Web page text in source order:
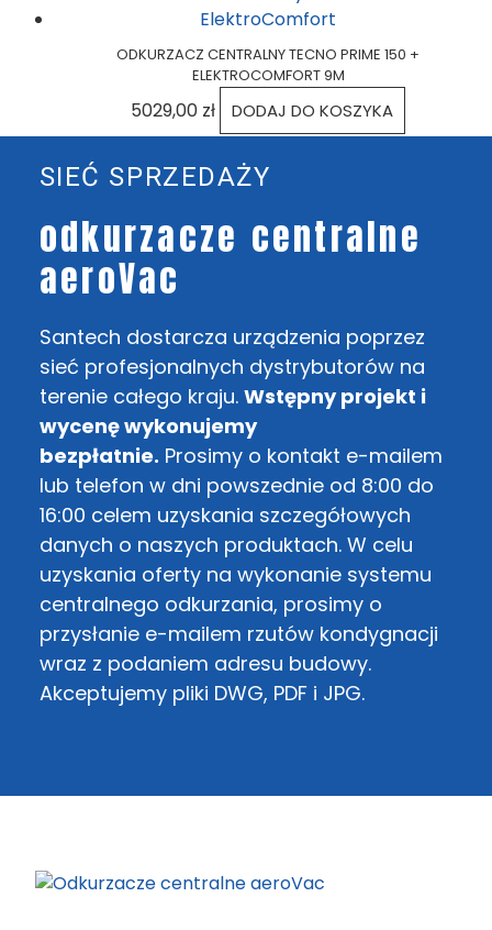
ODKURZACZ CENTRALNY TECNO PRIME 150 +
ELEKTROCOMFORT 9M
5029,00 zł DODAJ DO KOSZYKA
SIEĆ SPRZEDAŻY
odkurzacze centralne
aeroVac
Santech dostarcza urządzenia poprzez
sieć profesjonalnych dystrybutorów na
terenie całego kraju. Wstępny projekt i
wycenę wykonujemy
bezpłatnie. Prosimy o kontakt e-mailem
lub telefon w dni powszednie od 8:00 do
16:00 celem uzyskania szczegółowych
danych o naszych produktach. W celu
uzyskania oferty na wykonanie systemu
centralnego odkurzania, prosimy o
przysłanie e-mailem rzutów kondygnacji
wraz z podaniem adresu budowy.
Akceptujemy pliki DWG, PDF i JPG.